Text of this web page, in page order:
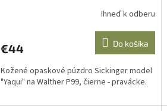
Ihneď k odberu
€44 Do košíka
Kožené opaskové púzdro Sickinger model
"Yaqui" na Walther P99, čierne - pravácke.